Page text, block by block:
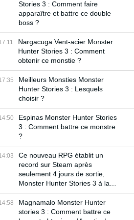
Stories 3 : Comment faire
apparaître et battre ce double
boss ?
Nargacuga Vent-acier Monster
Hunter Stories 3 : Comment
obtenir ce monstie ?
Meilleurs Monsties Monster
Hunter Stories 3 : Lesquels
choisir ?
Espinas Monster Hunter Stories
3 : Comment battre ce monstre
?
Ce nouveau RPG établit un
record sur Steam après
seulement 4 jours de sortie,
Monster Hunter Stories 3 à la
cote !
Magnamalo Monster Hunter
stories 3 : Comment battre ce